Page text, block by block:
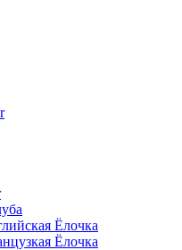
Ёлочка
Ёлочка